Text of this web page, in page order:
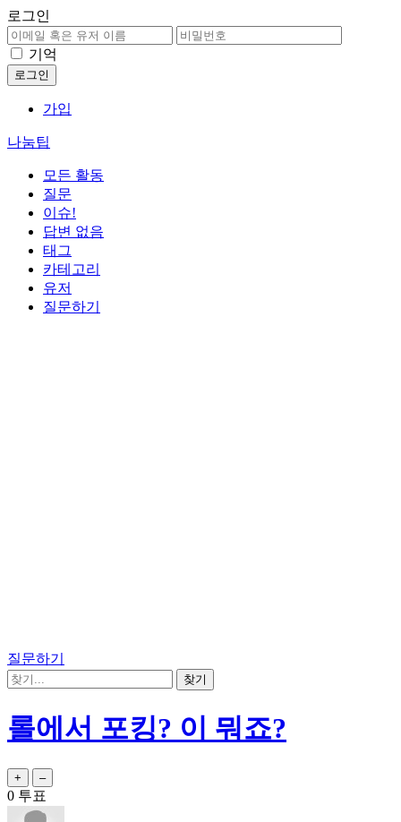
로그인
기억
가입
나눔팁
모든 활동
질문
이슈!
답변 없음
태그
카테고리
유저
질문하기
질문하기
롤에서 포킹? 이 뭐죠?
0 투표